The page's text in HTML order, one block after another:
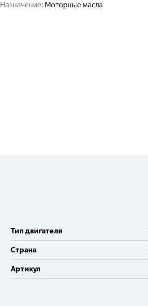
Назначение: Моторные масла
Тип двигателя
Cтрана
Артикул